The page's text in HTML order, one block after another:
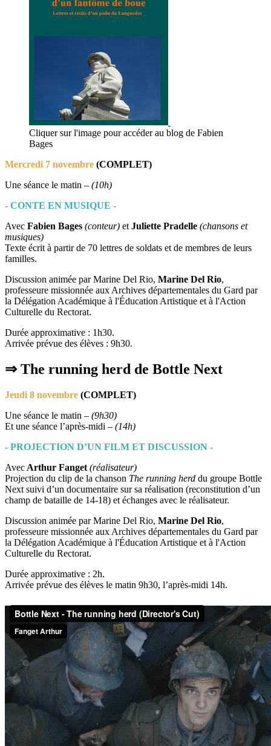
Cliquer sur l'image pour accéder au blog de Fabien
Bages
Mercredi 7 novembre (COMPLET)
Une séance le matin – (10h)
- CONTE EN MUSIQUE -
Avec Fabien Bages (conteur) et Juliette Pradelle (chansons et
musiques)
Texte écrit à partir de 70 lettres de soldats et de membres de leurs
familles.
Discussion animée par Marine Del Rio, Marine Del Rio,
professeure missionnée aux Archives départementales du Gard par
la Délégation Académique à l'Éducation Artistique et à l'Action
Culturelle du Rectorat.
Durée approximative : 1h30.
Arrivée prévue des élèves : 9h30.
⇒ The running herd de Bottle Next
Jeudi 8 novembre (COMPLET)
Une séance le matin – (9h30)
Et une séance l’après-midi – (14h)
- PROJECTION D’UN FILM ET DISCUSSION -
Avec Arthur Fanget (réalisateur)
Projection du clip de la chanson The running herd du groupe Bottle
Next suivi d’un documentaire sur sa réalisation (reconstitution d’un
champ de bataille de 14-18) et échanges avec le réalisateur.
Discussion animée par Marine Del Rio, Marine Del Rio,
professeure missionnée aux Archives départementales du Gard par
la Délégation Académique à l'Éducation Artistique et à l'Action
Culturelle du Rectorat.
Durée approximative : 2h.
Arrivée prévue des élèves le matin 9h30, l’après-midi 14h.